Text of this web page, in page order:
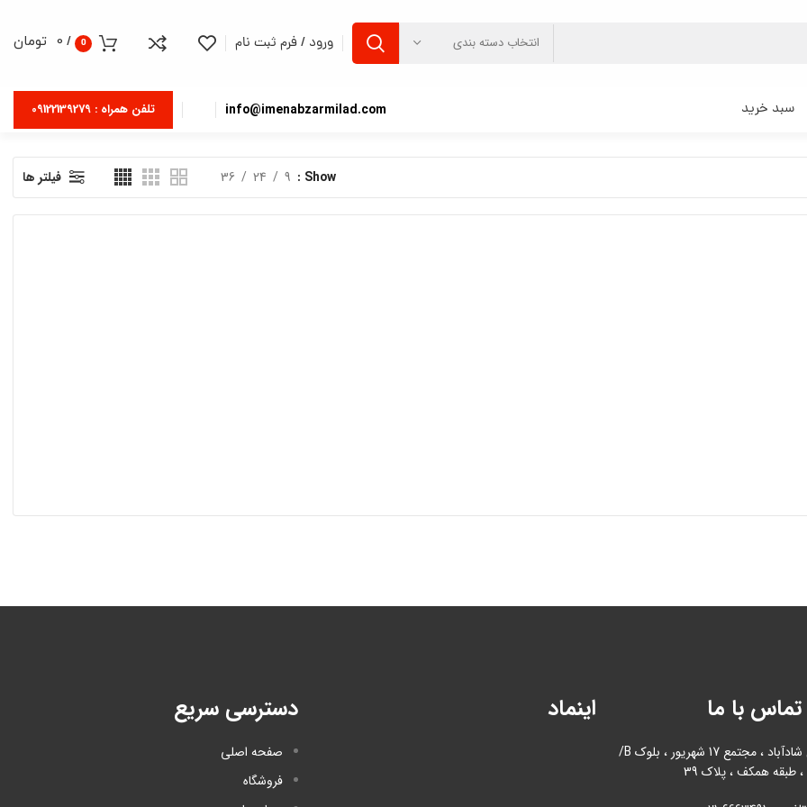
انتخاب دسته بندی ورود / فرم ثبت نام 0
/
0 تومان
سبد خرید info@imenabzarmilad.com تلفن همراه : 09122139279
Show
9
24
36 فیلتر ها
تماس با ما
آدرس : بازار آهن شادآباد ، مجتمع 17 شهریور ، بلوک B/
طبقه همکف ، پلاک 39
اینماد دسترسی سریع
صفحه اصلی
فروشگاه